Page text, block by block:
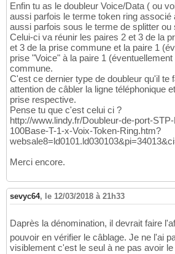
Enfin tu as le doubleur Voice/Data ( ou
aussi parfois le terme token ring associé
aussi parfois sous le terme de splitter ou
Celui-ci va réunir les paires 2 et 3 de la
et 3 de la prise commune et la paire 1
prise "Voice" à la paire 1
commune.
C'est ce dernier type de doubleur qu'il te
attention de câbler la ligne téléphonique
prise respective.
Pense tu que c'est celui ci ?
http://www.lindy.fr/Doubleur-de-port-
100Base-T-1-x-Voix-Token-Ring.htm?
Merci encore.
sevyc64, le 12/03/2018 à 21h33
Daprès la dénomination, il devrait faire
pouvoir en vérifier le câblage. Je ne l'ai
visiblement c'est le seul à ne pas avoir